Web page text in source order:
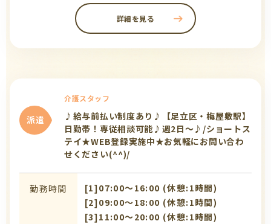
詳細を見る
派遣
介護スタッフ
♪給与前払い制度あり♪【足立区・梅屋敷駅】
日勤帯！専従相談可能♪週2日～♪/ショートス
テイ★WEB登録実施中★お気軽にお問い合わ
せください(^^)/
勤務時間
[1]07:00〜16:00 (休憩:1時間)
[2]09:00〜18:00 (休憩:1時間)
[3]11:00〜20:00 (休憩:1時間)